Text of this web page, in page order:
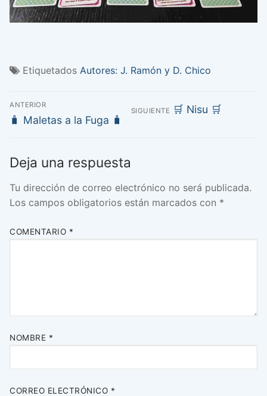
Etiquetados Autores: J. Ramón y D. Chico
Navegación
de
ANTERIOR
Entrada
🧳 Maletas a la Fuga 🧳
SIGUIENTE
Entrada
🛒 Nisu 🛒
Deja una respuesta
Tu dirección de correo electrónico no será publicada.
Los campos obligatorios están marcados con *
COMENTARIO *
NOMBRE *
CORREO ELECTRÓNICO *